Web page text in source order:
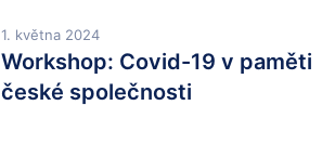
1. května 2024
Workshop: Covid-19 v paměti
české společnosti